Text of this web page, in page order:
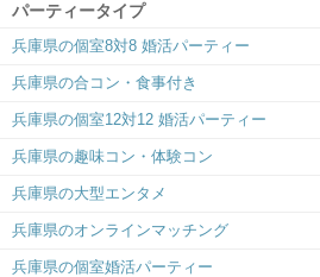
パーティータイプ
兵庫県の個室8対8 婚活パーティー
兵庫県の合コン・食事付き
兵庫県の個室12対12 婚活パーティー
兵庫県の趣味コン・体験コン
兵庫県の大型エンタメ
兵庫県のオンラインマッチング
兵庫県の個室婚活パーティー